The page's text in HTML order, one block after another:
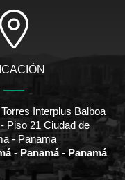
Interplus Balboa
Piso 21 Ciudad de
- Panama
- Panamá - Panamá